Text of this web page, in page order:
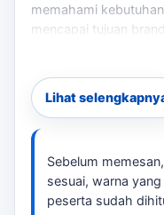
memahami
mencapai tujuan
tersedia berbagai
membandingkan
tepuk Cirebon
menentukan ukuran,
Balon Tepuk
Lihat
Sebelum
sesuai, warna
peserta sudah